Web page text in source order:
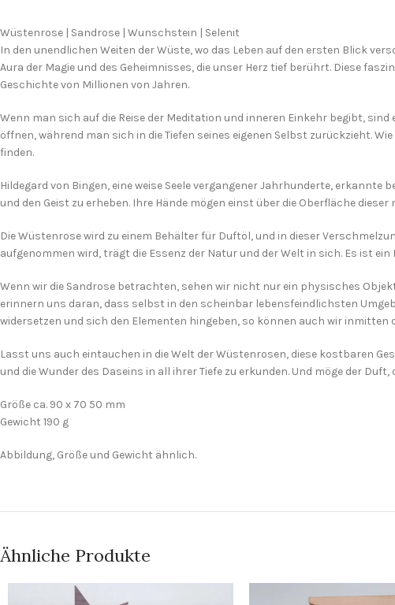
Wüstenrose | Sandrose | Wunschstein | Selenit
In den unendlichen Weiten der Wüste, wo das Leben auf den ersten Blick
Aura der Magie und des Geheimnisses, die unser Herz tief berührt. Diese
Geschichte von Millionen von Jahren.
Wenn man sich auf die Reise der Meditation und inneren Einkehr begibt,
öffnen, während man sich in die Tiefen seines eigenen Selbst zurückzieht.
finden.
Hildegard von Bingen, eine weise Seele vergangener Jahrhunderte,
und den Geist zu erheben. Ihre Hände mögen einst über die Oberfläche
Die Wüstenrose wird zu einem Behälter für Duftöl, und in dieser
aufgenommen wird, trägt die Essenz der Natur und der Welt in sich. Es ist
Wenn wir die Sandrose betrachten, sehen wir nicht nur ein physisches
erinnern uns daran, dass selbst in den scheinbar lebensfeindlichsten
widersetzen und sich den Elementen hingeben, so können auch wir
Lasst uns auch eintauchen in die Welt der Wüstenrosen, diese kostbaren
und die Wunder des Daseins in all ihrer Tiefe zu erkunden. Und möge der
Größe ca. 90 x 70 50 mm
Gewicht 190 g
Abbildung, Größe und Gewicht ähnlich.
Ähnliche Produkte